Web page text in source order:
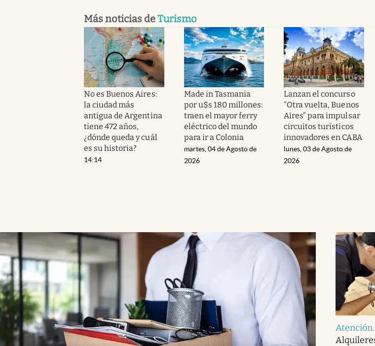
Más noticias deTurismo
No es Buenos Aires:
la ciudad más
antigua de Argentina
tiene 472 años,
¿dónde queda y cuál
es su historia?
14:14
Made in Tasmania
por u$s 180 millones:
traen el mayor ferry
eléctrico del mundo
para ir a Colonia
martes, 04 de Agosto de
2026
Lanzan el concurso
“Otra vuelta, Buenos
Aires” para impulsar
circuitos turísticos
innovadores en CABA
lunes, 03 de Agosto de
2026
Atención.